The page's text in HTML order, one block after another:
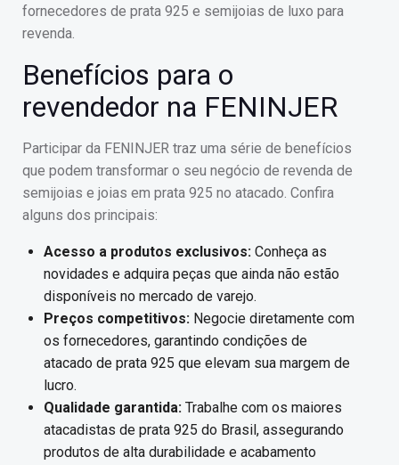
fornecedores de prata 925 e semijoias de luxo para
revenda.
Benefícios para o
revendedor na FENINJER
Participar da FENINJER traz uma série de benefícios
que podem transformar o seu negócio de revenda de
semijoias e joias em prata 925 no atacado. Confira
alguns dos principais:
Acesso a produtos exclusivos: Conheça as
novidades e adquira peças que ainda não estão
disponíveis no mercado de varejo.
Preços competitivos: Negocie diretamente com
os fornecedores, garantindo condições de
atacado de prata 925 que elevam sua margem de
lucro.
Qualidade garantida: Trabalhe com os maiores
atacadistas de prata 925 do Brasil, assegurando
produtos de alta durabilidade e acabamento